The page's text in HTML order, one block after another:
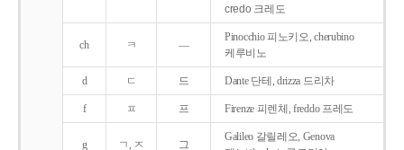
credo 크레도
ch ㅋ ―
Pinocchio 피노키오, cherubino
케루비노
d ㄷ 드 Dante 단테, drizza 드리차
f ㅍ 프 Firenze 피렌체, freddo 프레도
g ㄱ, ㅈ 그
Galileo 갈릴레오, Genova